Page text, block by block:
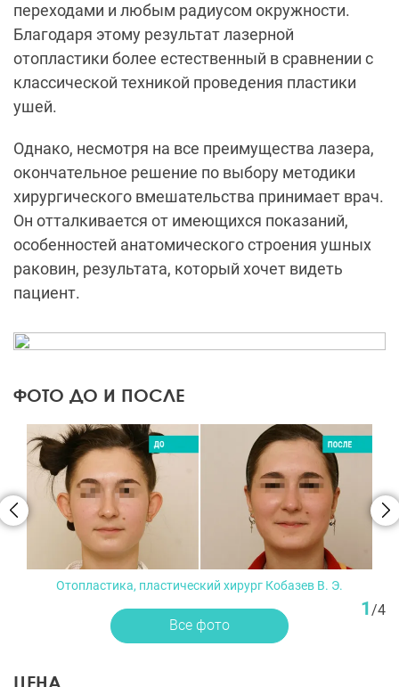
переходами и любым радиусом окружности.
Благодаря этому результат лазерной
отопластики более естественный в сравнении с
классической техникой проведения пластики
ушей.
Однако, несмотря на все преимущества лазера,
окончательное решение по выбору методики
хирургического вмешательства принимает врач.
Он отталкивается от имеющихся показаний,
особенностей анатомического строения ушных
раковин, результата, который хочет видеть
пациент.
ФОТО ДО И ПОСЛЕ
Отопластика, пластический хирург Кобазев В. Э.
1 /4
Все фото
ЦЕНА